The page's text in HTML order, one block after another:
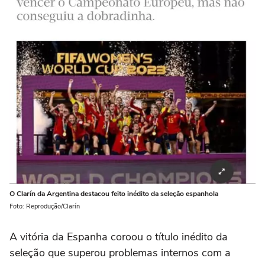
O Clarín da Argentina destacou feito inédito da seleção espanhola
Foto: Reprodução/Clarín
A vitória da Espanha coroou o título inédito da
seleção que superou problemas internos com a